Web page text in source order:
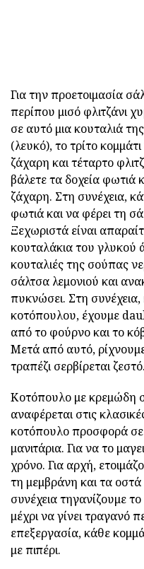
Για την προετοιμασία
περίπου μισό φλιτζάνι
σε αυτό μια κουταλιά
(λευκό), το τρίτο
ζάχαρη και τέταρτο
βάλετε τα δοχεία φωτιά
ζάχαρη. Στη συνέχεια,
φωτιά και να φέρει τη
Ξεχωριστά είναι
κουταλάκια του γλυκού
κουταλιές της σούπας
σάλτσα λεμονιού και
πυκνώσει. Στη
κοτόπουλου, έχουμε
από το φούρνο και το
Μετά από αυτό,
τραπέζι σερβίρεται ζεστό.
Κοτόπουλο με κρεμώδη
αναφέρεται στις
κοτόπουλο προσφορά σε
μανιτάρια. Για να το
χρόνο. Για αρχή,
τη μεμβράνη και τα οστά
συνέχεια τηγανίζουμε
μέχρι να γίνει τραγανό
επεξεργασία, κάθε
με πιπέρι.